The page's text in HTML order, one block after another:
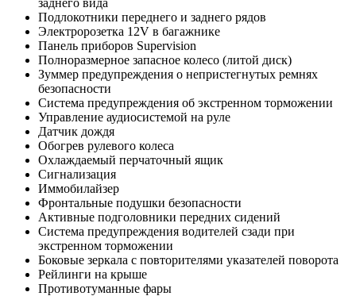
Подлокотники переднего и заднего рядов
Электророзетка 12V в багажнике
Панель приборов Supervision
Полноразмерное запасное колесо (литой диск)
Зуммер предупреждения о непристегнутых ремнях
безопасности
Система предупреждения об экстренном торможении
Управление аудиосистемой на руле
Датчик дождя
Обогрев рулевого колеса
Охлаждаемый перчаточный ящик
Сигнализация
Иммобилайзер
Фронтальные подушки безопасности
Активные подголовники передних сидений
Система предупреждения водителей сзади при
экстренном торможении
Боковые зеркала с повторителями указателей поворота
Рейлинги на крыше
Противотуманные фары